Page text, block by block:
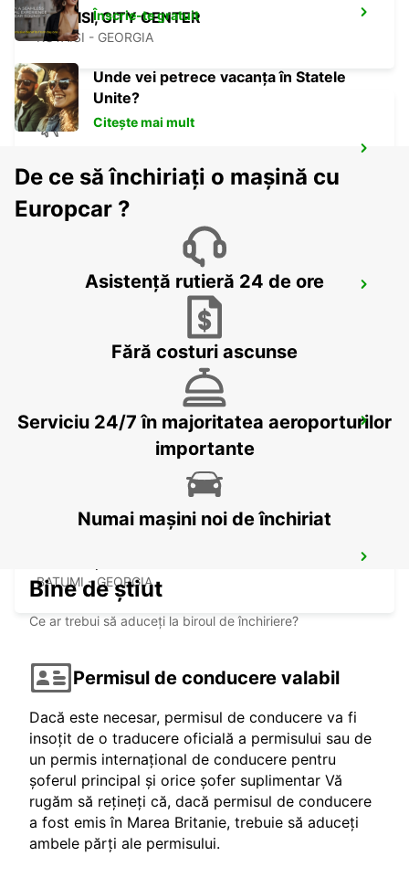
KUTAISI, CITY CENTER
KUTAISI - GEORGIA
KUTAISI - GEORGIA
MEDJUGORJE MEET AND GREET
MEDJUGORJE - BOSNIA AND HERZEGOVINA
BATUMI, CITY CENTER
BATUMI - GEORGIA
Înscrie-te gratuit
Unde vei petrece vacanța în Statele
Unite?
Citește mai mult
De ce să închiriați o mașină cu
Europcar ?
Asistență rutieră 24 de ore
Fără costuri ascunse
Serviciu 24/7 în majoritatea aeroporturilor
importante
Numai mașini noi de închiriat
Bine de știut
Ce ar trebui să aduceți la biroul de închiriere?
Permisul de conducere valabil
Dacă este necesar, permisul de conducere va fi
insoțit de o traducere oficială a permisului sau de
un permis internațional de conducere pentru
șoferul principal și orice șofer suplimentar Vă
rugăm să rețineți că, dacă permisul de conducere
a fost emis în Marea Britanie, trebuie să aduceți
ambele părți ale permisului.